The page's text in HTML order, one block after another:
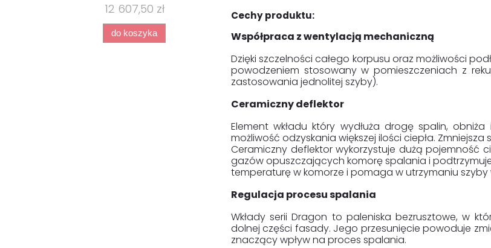
12 607,50 zł
do koszyka
Cechy produktu:
Współpraca z wentylacją mechaniczną
Dzięki szczelności całego korpusu oraz możliwości
powodzeniem stosowany w pomieszczeniach z
zastosowania jednolitej szyby).
Ceramiczny deflektor
Element wkładu który wydłuża drogę spalin,
możliwość odzyskania większej ilości ciepła.
Ceramiczny deflektor wykorzystuje dużą pojemność
gazów opuszczających komorę spalania i
temperaturę w komorze i pomaga w utrzymaniu szyby
Regulacja procesu spalania
Wkłady serii Dragon to paleniska bezrusztowe, w
dolnej części fasady. Jego przesunięcie powoduje
znaczący wpływ na proces spalania.